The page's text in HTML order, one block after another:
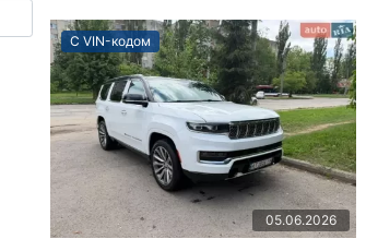
С VIN-кодом
05.06.2026